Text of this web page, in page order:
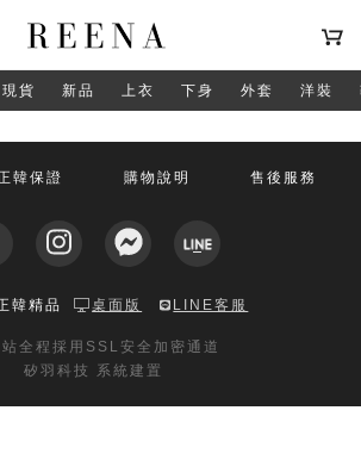
現貨 新品 上衣 下身 外套 洋裝
韓保證 購物說明 售後服務
韓精品 桌面版 LINE客服
全程採用SSL安全加密通道
矽羽科技 系統建置